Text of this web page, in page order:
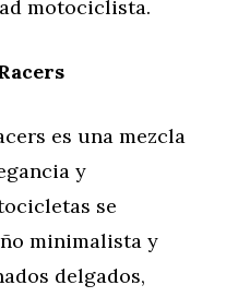
motociclista.
es una mezcla
y
se
minimalista y
delgados,